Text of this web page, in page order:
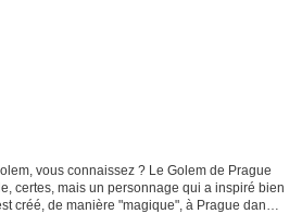
vous connaissez ? Le Golem de Prague
certes, mais un personnage qui a inspiré bien
créé, de manière "magique", à Prague dans